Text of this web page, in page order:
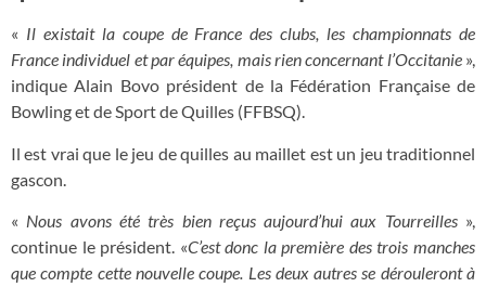
« Il existait la coupe de France des clubs, les championnats de
France individuel et par équipes, mais rien concernant l’Occitanie»,
indique Alain Bovo président de la Fédération Française de
Bowling et de Sport de Quilles (FFBSQ).
Il est vrai que le jeu de quilles au maillet est un jeu traditionnel
gascon.
« Nous avons été très bien reçus aujourd’hui aux Tourreilles»,
continue le président. «C’est donc la première des trois manches
que compte cette nouvelle coupe. Les deux autres se dérouleront à